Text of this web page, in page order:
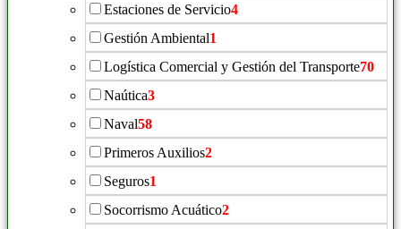
Estaciones de Servicio4
Gestión Ambiental1
Logística Comercial y Gestión del Transporte70
Naútica3
Naval58
Primeros Auxilios2
Seguros1
Socorrismo Acuático2